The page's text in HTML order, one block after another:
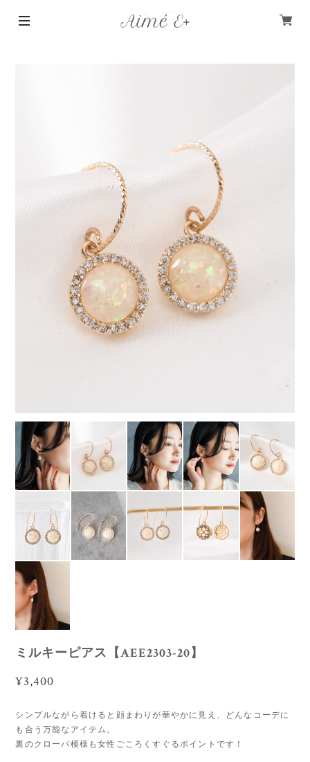
ミルキーピアス【AEE2303-20】
¥3,400
シンプルながら着けると顔まわりが華やかに見え、どんなコーデに
も合う万能なアイテム。
裏のクローバ模様も女性ごころくすぐるポイントです！